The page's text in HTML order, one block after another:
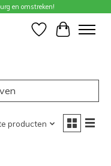
en omstreken!
Verlanglijst
producten